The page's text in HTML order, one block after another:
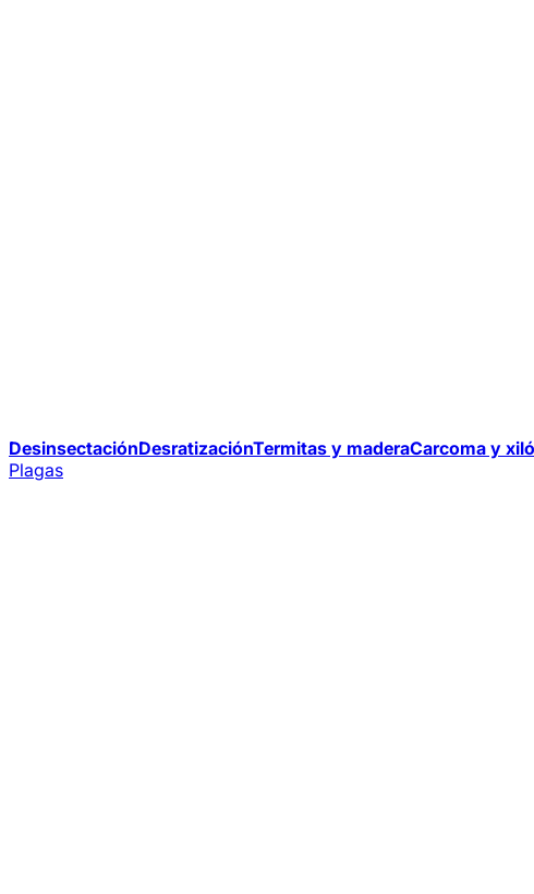
DesinsectaciónDesratizaciónTermitas y maderaCarcoma y
Plagas